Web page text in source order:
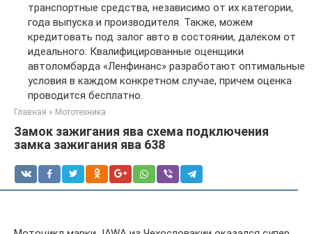
транспортные средства, независимо от их категории,
года выпуска и производителя. Также, можем
кредитовать под залог авто в состоянии, далеком от
идеального. Квалифицированные оценщики
автоломбарда «Ленфинанс» разработают оптимальные
условия в каждом конкретном случае, причем оценка
проводится бесплатно.
Главная » Мототехника
Замок зажигания ява схема подключения
замка зажигания ява 638